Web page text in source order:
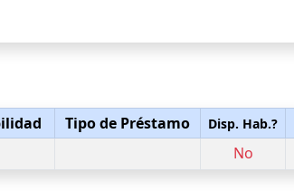
Tipo de Préstamo Disp. Hab.?
No